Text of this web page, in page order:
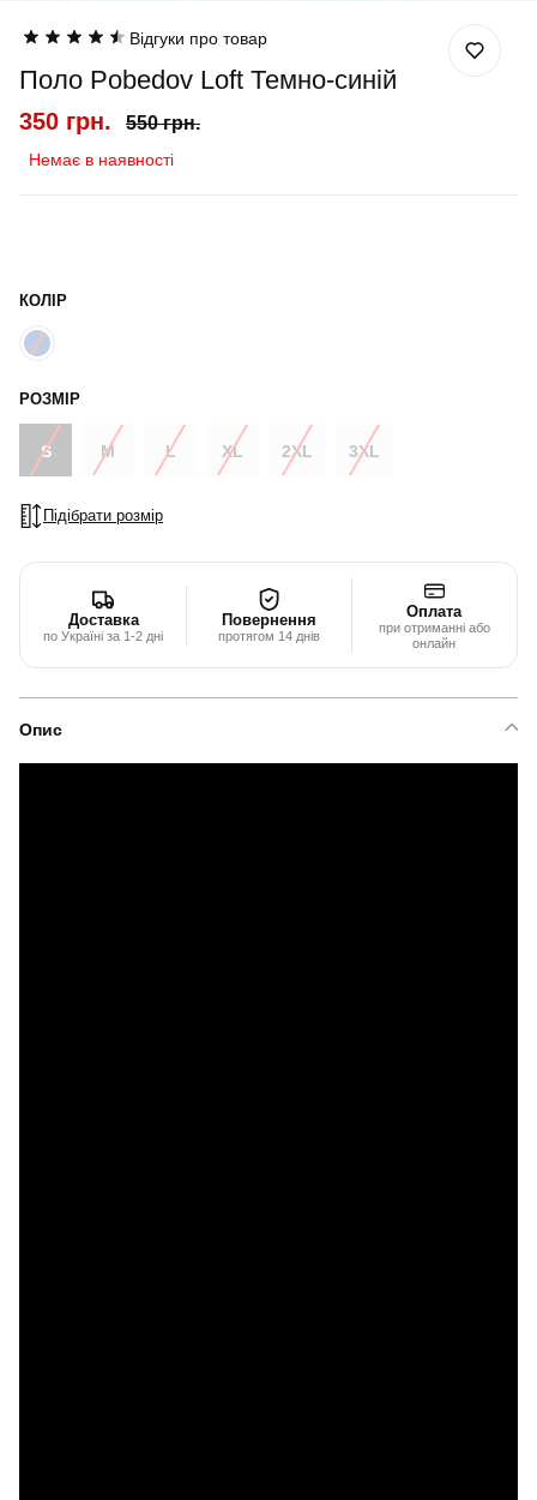
Відгуки про товар
Поло Pobedov Loft Темно-синій
350 грн. 550 грн.
Немає в наявності
КОЛІР
РОЗМІР
S M L XL 2XL 3XL
Підібрати розмір
Доставка
по Україні за 1-2 дні
Повернення
протягом 14 днів
Оплата
при отриманні або
онлайн
Опис